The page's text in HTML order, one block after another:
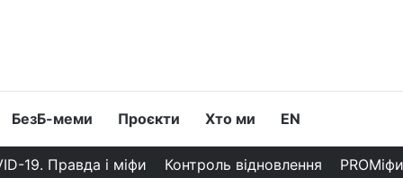
БезБ-меми Проєкти Хто ми EN
19. Правда і міфи Контроль відновлення PROМіфи